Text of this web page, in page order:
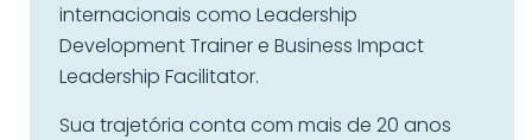
internacionais como Leadership
Development Trainer e Business Impact
Leadership Facilitator.
Sua trajetória conta com mais de 20 anos